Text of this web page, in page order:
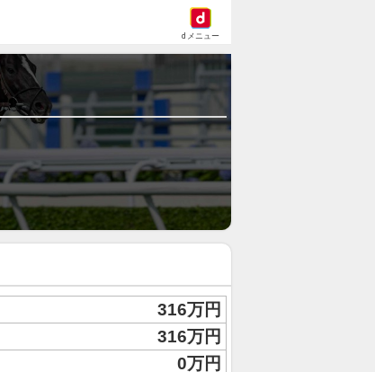
dメニュー
316万円
316万円
0万円